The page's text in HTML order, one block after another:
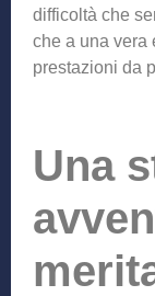
difficoltà che
che a una vera
prestazioni da
Una